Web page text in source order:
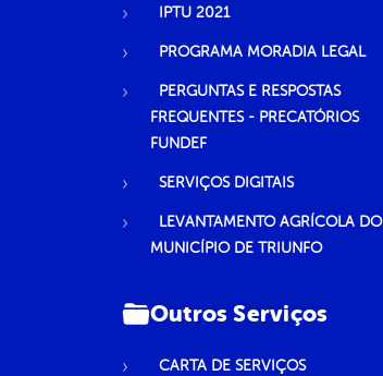
IPTU 2021
PROGRAMA MORADIA LEGAL
PERGUNTAS E RESPOSTAS
FREQUENTES - PRECATÓRIOS
FUNDEF
SERVIÇOS DIGITAIS
LEVANTAMENTO AGRÍCOLA DO
MUNICÍPIO DE TRIUNFO
Outros Serviços
CARTA DE SERVIÇOS